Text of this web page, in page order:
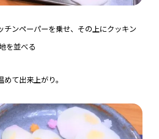
チンペーパーを乗せ、その上にクッキン
を並べる
て出来上がり。